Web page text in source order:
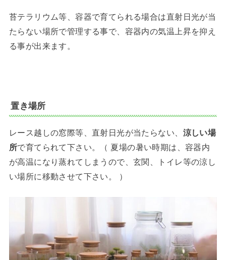
苔テラリウム等、容器で育てられる場合は直射日光が当
たらない場所で管理する事で、容器内の気温上昇を抑え
る事が出来ます。
置き場所
レース越しの窓際等、直射日光が当たらない、 涼しい場
所で育てられて下さい。（ 夏場の暑い時期は、容器内
が高温になり蒸れてしまうので、玄関、トイレ等の涼し
い場所に移動させて下さい。 ）